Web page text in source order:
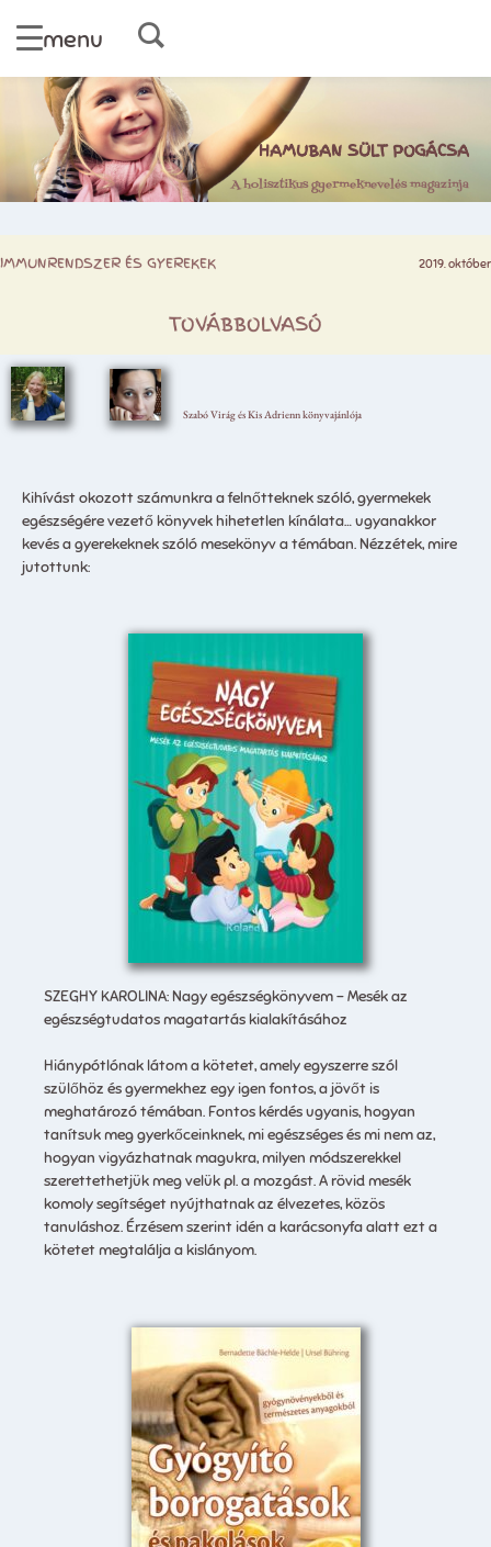
menu
HAMUBAN SÜLT POGÁCSA
A holisztikus gyermeknevelés magazinja
IMMUNRENDSZER ÉS GYEREKEK 2019. október
TOVÁBBOLVASÓ
Szabó Virág és Kis Adrienn könyvajánlója
Kihívást okozott számunkra a felnőtteknek szóló, gyermekek
egészségére vezető könyvek hihetetlen kínálata… ugyanakkor
kevés a gyerekeknek szóló mesekönyv a témában. Nézzétek, mire
jutottunk:
SZEGHY KAROLINA: Nagy egészségkönyvem – Mesék az
egészségtudatos magatartás kialakításához
Hiánypótlónak látom a kötetet, amely egyszerre szól
szülőhöz és gyermekhez egy igen fontos, a jövőt is
meghatározó témában. Fontos kérdés ugyanis, hogyan
tanítsuk meg gyerkőceinknek, mi egészséges és mi nem az,
hogyan vigyázhatnak magukra, milyen módszerekkel
szerettethetjük meg velük pl. a mozgást. A rövid mesék
komoly segítséget nyújthatnak az élvezetes, közös
tanuláshoz. Érzésem szerint idén a karácsonyfa alatt ezt a
kötetet megtalálja a kislányom.